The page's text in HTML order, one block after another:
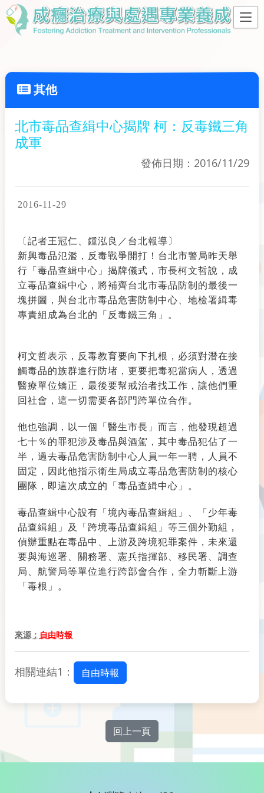
其他
北市毒品查緝中心揭牌 柯：反毒鐵三角
成軍
發佈日期：2016/11/29
2016-11-29
〔記者王冠仁、鍾泓良／台北報導〕
新興毒品氾濫，反毒戰爭開打！台北市警局昨天舉
行「毒品查緝中心」揭牌儀式，市長柯文哲說，成
立毒品查緝中心，將補齊台北市毒品防制的最後一
塊拼圖，與台北市毒品危害防制中心、地檢署緝毒
專責組成為台北的「反毒鐵三角」。
柯文哲表示，反毒教育要向下扎根，必須對潛在接
觸毒品的族群進行防堵，更要把毒犯當病人，透過
醫療單位矯正，最後要幫戒治者找工作，讓他們重
回社會，這一切需要各部門跨單位合作。
他也強調，以一個「醫生市長」而言，他發現超過
七十％的罪犯涉及毒品與酒駕，其中毒品犯佔了一
半，過去毒品危害防制中心人員一年一聘，人員不
固定，因此他指示衛生局成立毒品危害防制的核心
團隊，即這次成立的「毒品查緝中心」。
毒品查緝中心設有「境內毒品查緝組」、「少年毒
品查緝組」及「跨境毒品查緝組」等三個外勤組，
偵辦重點在毒品中、上游及跨境犯罪案件，未來還
要與海巡署、關務署、憲兵指揮部、移民署、調查
局、航警局等單位進行跨部會合作，全力斬斷上游
「毒根」。
來源： 自由時報
相關連結1： 自由時報
回上一頁